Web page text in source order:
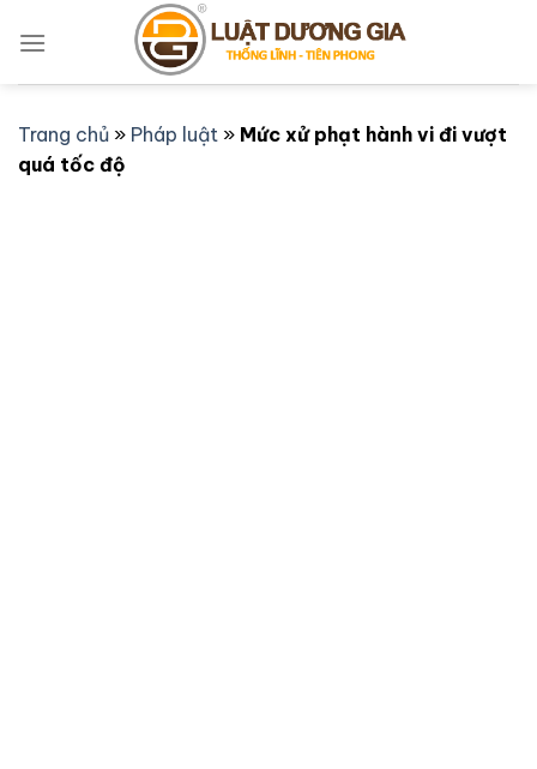
qua
Trang chủ » Pháp luật » Mức xử phạt hành vi đi vượt
quá tốc độ